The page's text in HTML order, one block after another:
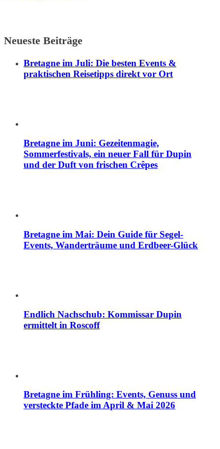
Neueste Beiträge
Bretagne im Juli: Die besten Events &
praktischen Reisetipps direkt vor Ort
Bretagne im Juni: Gezeitenmagie,
Sommerfestivals, ein neuer Fall für Dupin
und der Duft von frischen Crêpes
Bretagne im Mai: Dein Guide für Segel-
Events, Wanderträume und Erdbeer-Glück
Endlich Nachschub: Kommissar Dupin
ermittelt in Roscoff
Bretagne im Frühling: Events, Genuss und
versteckte Pfade im April & Mai 2026